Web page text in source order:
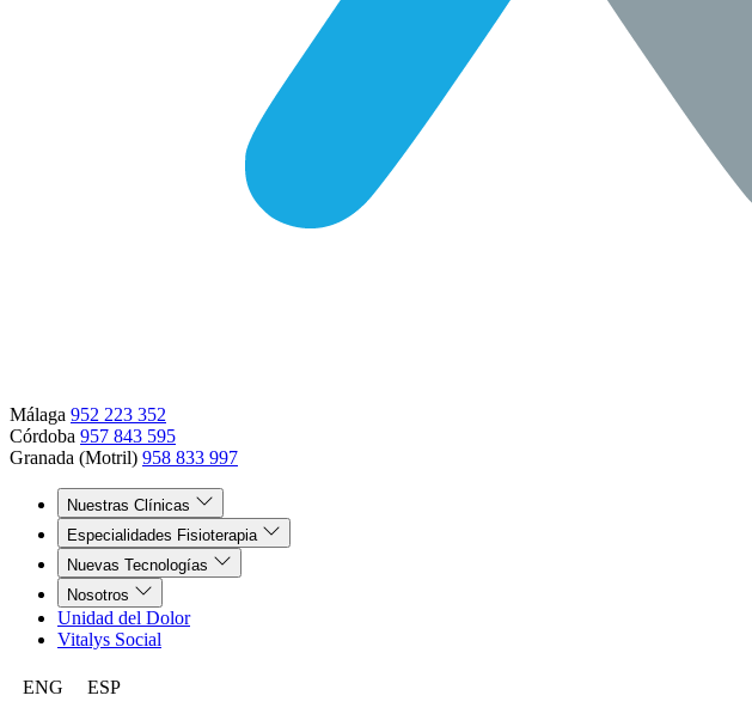
Málaga 952 223 352
Córdoba 957 843 595
Granada (Motril) 958 833 997
Nuestras Clínicas
Especialidades Fisioterapia
Nuevas Tecnologías
Nosotros
Unidad del Dolor
Vitalys Social
ENG ESP